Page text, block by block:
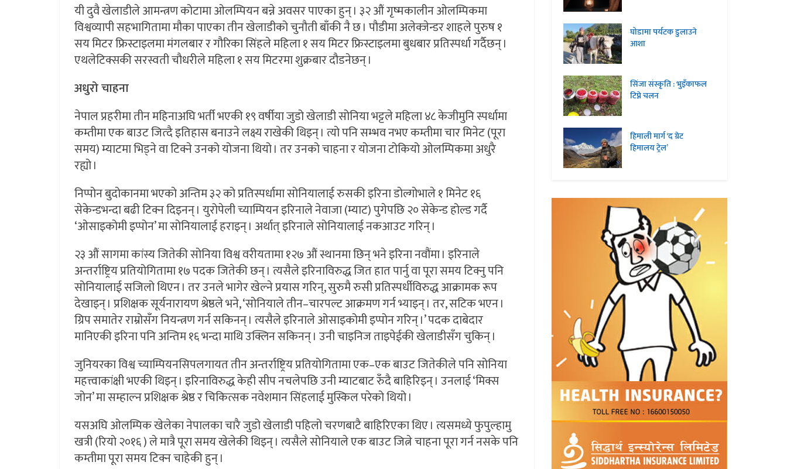
यी दुवै खेलाडीले आमन्त्रण कोटामा ओलम्पियन बन्ने अवसर पाएका हुन् । ३२ औं गृष्मकालीन ओलम्पिकमा
विश्वव्यापी सहभागितामा मौका पाएका तीन खेलाडीको चुनौती बाँकी नै छ । पौडीमा अलेक्जेन्डर शाहले पुरुष १
सय मिटर फ्रिस्टाइलमा मंगलबार र गौरिका सिंहले महिला १ सय मिटर फ्रिस्टाइलमा बुधबार प्रतिस्पर्धा गर्दैछन् ।
एथलेटिक्सकी सरस्वती चौधरीले महिला १ सय मिटरमा शुक्रबार दौडनेछन् ।
अधुरो चाहना
नेपाल प्रहरीमा तीन महिनाअघि भर्ती भएकी १९ वर्षीया जुडो खेलाडी सोनिया भट्टले महिला ४८ केजीमुनि स्पर्धामा
कम्तीमा एक बाउट जित्दै इतिहास बनाउने लक्ष्य राखेकी थिइन् । त्यो पनि सम्भव नभए कम्तीमा चार मिनेट (पूरा
समय) म्याटमा भिड्ने वा टिक्ने उनको योजना थियो । तर उनको चाहना र योजना टोकियो ओलम्पिकमा अधुरै
रह्यो ।
निप्पोन बुदोकानमा भएको अन्तिम ३२ को प्रतिस्पर्धामा सोनियालाई रुसकी इरिना डोल्गोभाले १ मिनेट १६
सेकेन्डभन्दा बढी टिक्न दिइनन् । युरोपेली च्याम्पियन इरिनाले नेवाजा (म्याट) पुगेपछि २० सेकेन्ड होल्ड गर्दै
‘ओसाइकोमी इप्पोन’ मा सोनियालाई हराइन् । अर्थात् इरिनाले सोनियालाई नकआउट गरिन् ।
२३ औं सागमा कांस्य जितेकी सोनिया विश्व वरीयतामा १२७ औं स्थानमा छिन् भने इरिना नवौंमा । इरिनाले
अन्तर्राष्ट्रिय प्रतियोगितामा १७ पदक जितेकी छन् । त्यसैले इरिनाविरुद्ध जित हात पार्नु वा पूरा समय टिक्नु पनि
सोनियालाई सजिलो थिएन । तर उनले भागेर खेल्ने प्रयास गरिन्, सुरुमै रुसी प्रतिस्पर्धीविरुद्ध आक्रामक रूप
देखाइन् । प्रशिक्षक सूर्यनारायण श्रेष्ठले भने, ‘सोनियाले तीन–चारपल्ट आक्रमण गर्न भ्याइन् । तर, सटिक भएन ।
ग्रिप समातेर राम्रोसँग नियन्त्रण गर्न सकिनन् । त्यसैले इरिनाले ओसाइकोमी इप्पोन गरिन् ।’ पदक दाबेदार
मानिएकी इरिना पनि अन्तिम १६ भन्दा माथि उक्लिन सकिनन् । उनी चाइनिज ताइपेईकी खेलाडीसँग चुकिन् ।
जुनियरका विश्व च्याम्पियनसिपलगायत तीन अन्तर्राष्ट्रिय प्रतियोगितामा एक–एक बाउट जितेकीले पनि सोनिया
महत्त्वाकांक्षी भएकी थिइन् । इरिनाविरुद्ध केही सीप नचलेपछि उनी म्याटबाट रुँदै बाहिरिइन् । उनलाई ‘मिक्स
जोन’ मा सम्हाल्न प्रशिक्षक श्रेष्ठ र चिकित्सक नवेशमान सिंहलाई मुस्किल परेको थियो ।
यसअघि ओलम्पिक खेलेका नेपालका चारै जुडो खेलाडी पहिलो चरणबाटै बाहिरिएका थिए । त्यसमध्ये फुपुल्हामु
खत्री (रियो २०१६ ) ले मात्रै पूरा समय खेलेकी थिइन् । त्यसैले सोनियाले एक बाउट जित्ने चाहना पूरा गर्न नसके पनि
कम्तीमा पूरा समय टिक्न चाहेकी हुन् ।
घोडामा पर्यटक डुलाउने
आशा
सिंजा संस्कृति : भुइँकाफल
टिप्ने चलन
हिमाली मार्ग ‘द ग्रेट
हिमालय ट्रेल’